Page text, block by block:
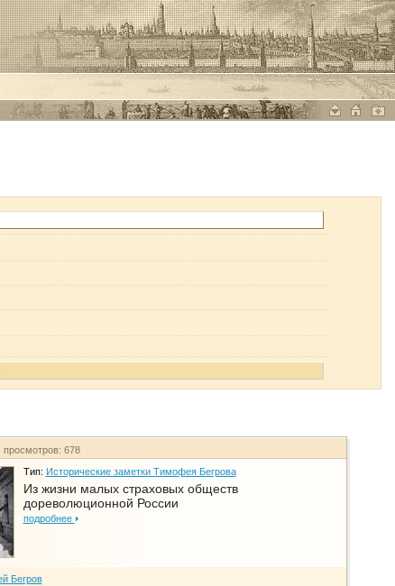
678
Тип: Исторические заметки Тимофея Бегрова
Из жизни малых страховых обществ
дореволюционной России
подробнее
Бегров